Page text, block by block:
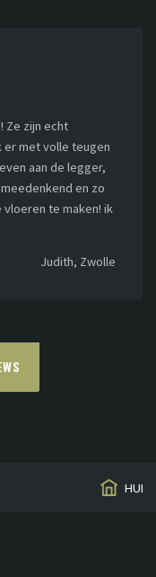
Ze zijn echt
met volle teugen
aan de legger,
en zo
te maken! ik
Judith, Zwolle